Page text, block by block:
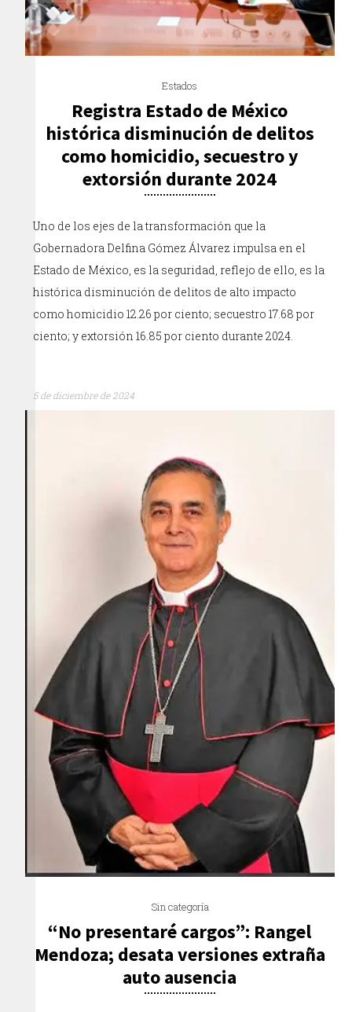
Estados
Registra Estado de México
histórica disminución de delitos
como homicidio, secuestro y
extorsión durante 2024
Uno de los ejes de la transformación que la
Gobernadora Delfina Gómez Álvarez impulsa en el
Estado de México, es la seguridad, reflejo de ello, es la
histórica disminución de delitos de alto impacto
como homicidio 12.26 por ciento; secuestro 17.68 por
ciento; y extorsión 16.85 por ciento durante 2024.
5 de diciembre de 2024
Sin categoría
“No presentaré cargos”: Rangel
Mendoza; desata versiones extraña
auto ausencia